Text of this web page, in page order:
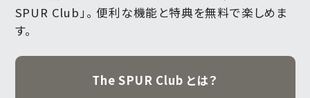
SPUR Club」。 便利な機能と特典を無料で楽しめま
す。
The SPUR Club とは？